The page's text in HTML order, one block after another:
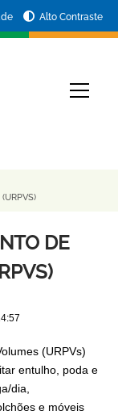
Alto Contraste
DE
(URPVs)
entulho, poda e
dia,
e móveis